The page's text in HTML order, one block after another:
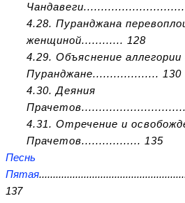
4.28. Пуранджана
женщиной............ 128
4.29. Объяснение аллегории
Пуранджане................... 130
4.30. Деяния
4.31. Отречение и
Прачетов................. 135
Песнь
Пятая
137